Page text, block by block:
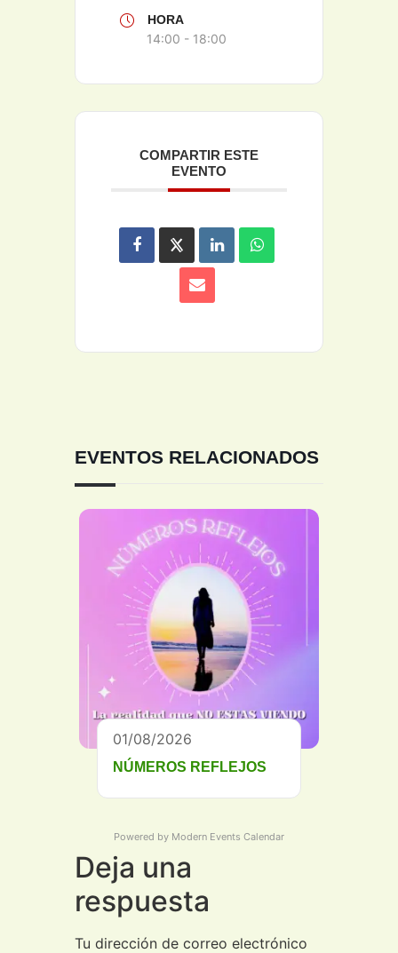
HORA
14:00 - 18:00
COMPARTIR ESTE
EVENTO
EVENTOS RELACIONADOS
01/08/2026
NÚMEROS REFLEJOS
Powered by Modern Events Calendar
Deja una
respuesta
Tu dirección de correo electrónico